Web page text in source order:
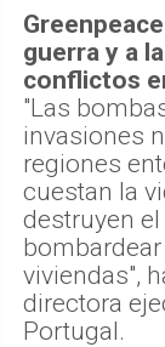
guerra y a
conflictos
"Las
invasiones
regiones
cuestan la
destruyen
viviendas",
directora
Portugal.